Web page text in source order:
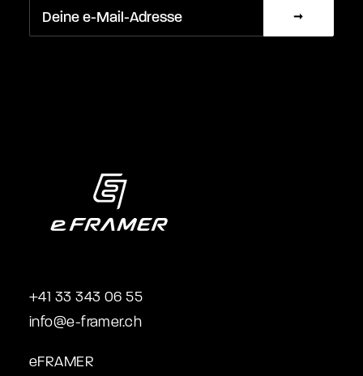
+41 33 343 06 55
info@e-framer.ch
eFRAMER